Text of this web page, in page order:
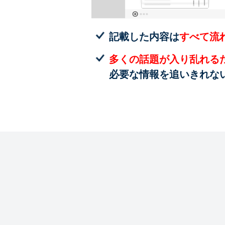
記載した内容はすべて流
多くの話題が入り乱れる
必要な情報を追いきれな